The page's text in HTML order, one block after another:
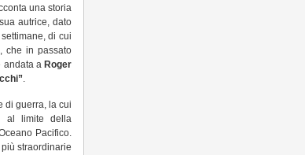
una storia
autrice, dato
di cui
, che in passato
andata a Roger
.
di guerra, la cui
al limite della
Pacifico.
straordinarie